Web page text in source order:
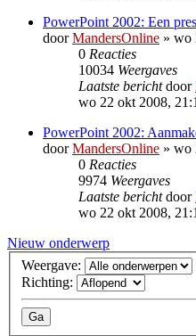
PowerPoint 2002: Een
doorMandersOnline » wo
0 Reacties
10034 Weergaves
Laatste berichtdoor
wo 22 okt 2008,
PowerPoint 2002:
doorMandersOnline » wo
0 Reacties
9974 Weergaves
Laatste berichtdoor
wo 22 okt 2008,
Nieuw onderwerp
Weergave:
Richting: